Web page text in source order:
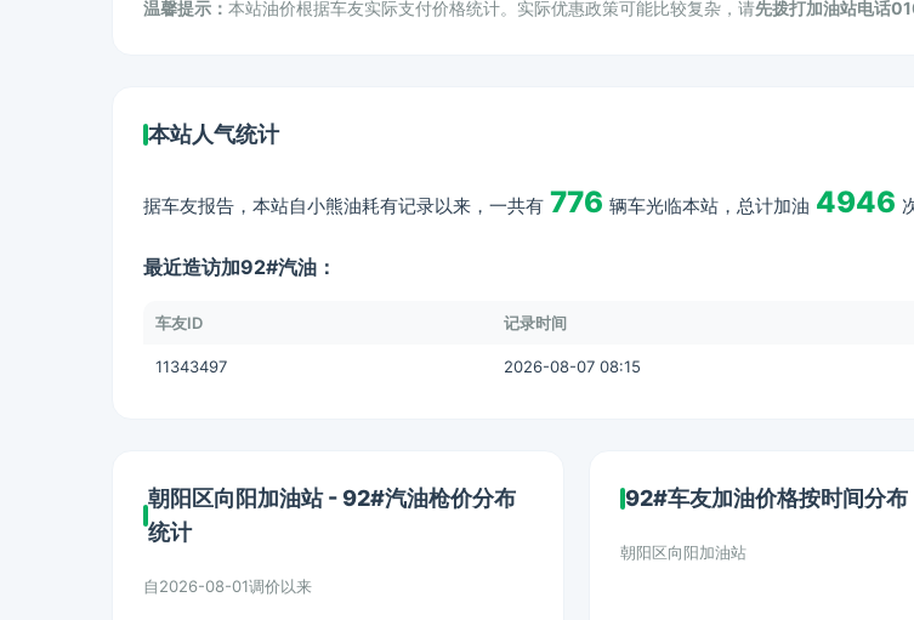
温馨提示： 本站油价根据车友实际支付价格统计。实际优惠政策可能比较复杂，请先拨打加油站电话
本站人气统计
据车友报告，本站自小熊油耗有记录以来，一共有 776 辆车光临本站，总计加油 4946
最近造访加92#汽油：
车友ID 记录时间
11343497 2026-08-07 08:15
朝阳区向阳加油站 - 92#汽油枪价分布
统计
自2026-08-01调价以来
92#车友加油价格按时间分布
朝阳区向阳加油站